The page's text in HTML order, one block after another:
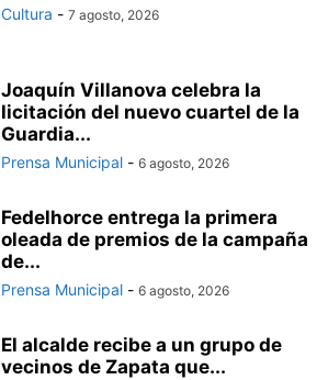
Cultura - 7 agosto, 2026
Joaquín Villanova celebra la
licitación del nuevo cuartel de la
Guardia...
Prensa Municipal - 6 agosto, 2026
Fedelhorce entrega la primera
oleada de premios de la campaña
de...
Prensa Municipal - 6 agosto, 2026
El alcalde recibe a un grupo de
vecinos de Zapata que...